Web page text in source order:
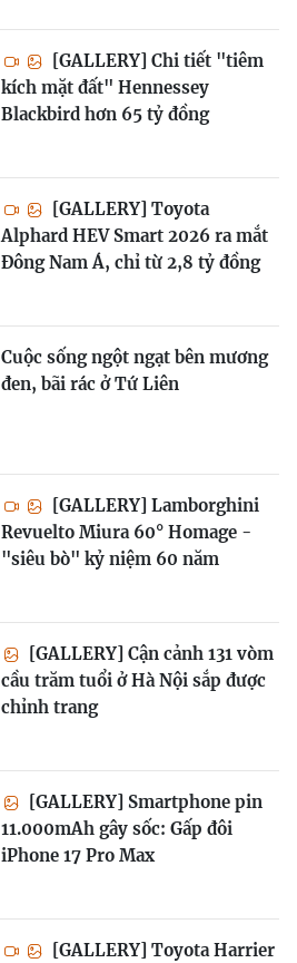
[GALLERY] Chi tiết "tiêm
kích mặt đất" Hennessey
Blackbird hơn 65 tỷ đồng
[GALLERY] Toyota
Alphard HEV Smart 2026 ra mắt
Đông Nam Á, chỉ từ 2,8 tỷ đồng
Cuộc sống ngột ngạt bên mương
đen, bãi rác ở Tứ Liên
[GALLERY] Lamborghini
Revuelto Miura 60° Homage -
"siêu bò" kỷ niệm 60 năm
[GALLERY] Cận cảnh 131 vòm
cầu trăm tuổi ở Hà Nội sắp được
chỉnh trang
[GALLERY] Smartphone pin
11.000mAh gây sốc: Gấp đôi
iPhone 17 Pro Max
[GALLERY] Toyota Harrier